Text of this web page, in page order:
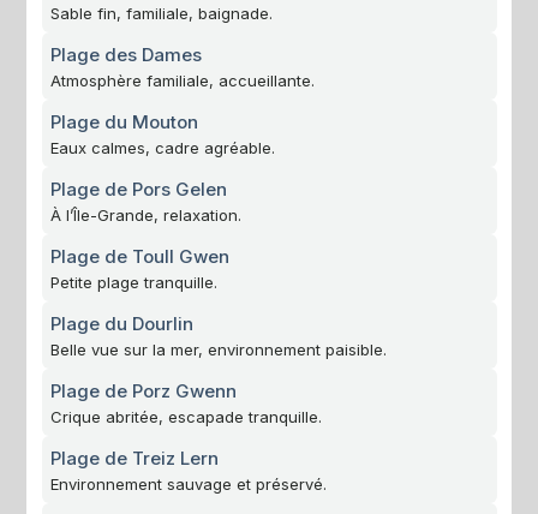
Sable fin, familiale, baignade.
Plage des Dames
Atmosphère familiale, accueillante.
Plage du Mouton
Eaux calmes, cadre agréable.
Plage de Pors Gelen
À l’Île-Grande, relaxation.
Plage de Toull Gwen
Petite plage tranquille.
Plage du Dourlin
Belle vue sur la mer, environnement paisible.
Plage de Porz Gwenn
Crique abritée, escapade tranquille.
Plage de Treiz Lern
Environnement sauvage et préservé.